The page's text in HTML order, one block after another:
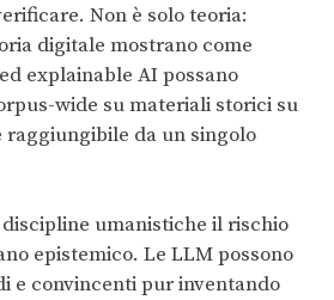
Non è solo teoria:
digitale mostrano come
explainable AI possano
wide su materiali storici su
da un singolo
umanistiche il rischio
epistemico. Le LLM possono
e convincenti pur inventando